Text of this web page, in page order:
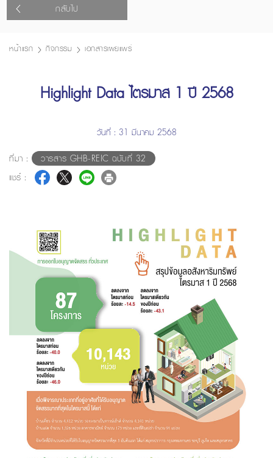
กลับไป
หน้าแรก กิจกรรม เอกสารเผยแพร่
Highlight Data ไตรมาส 1 ปี 2568
วันที่ : 31 มีนาคม 2568
ที่มา :
วารสาร GHB-REIC ฉบับที่ 32
แชร์ :